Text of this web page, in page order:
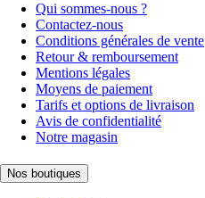
Qui sommes-nous ?
Contactez-nous
Conditions générales de vente
Retour & remboursement
Mentions légales
Moyens de paiement
Tarifs et options de livraison
Avis de confidentialité
Notre magasin
Nos boutiques